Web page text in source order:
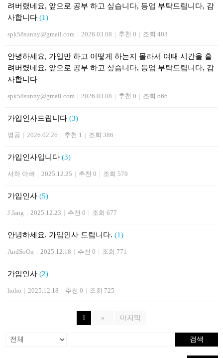
려버렸네요, 앞으로 공부 하고 싶습니다, 등업 부탁드립니다, 감
사합니다 (1)
spk58sunny@gmail.com | 2026.03.08 | 추천 0 | 조회 403
안녕하세요, 가입만 하고 어떻게 하는지 몰라서 여태 시간을 흘
려버렸네요, 앞으로 공부 하고 싶습니다, 등업 부탁드립니다, 감
사합니다
spk58sunny@gmail.com | 2026.03.08 | 추천 0 | 조회 666
가입인사드립니다 (3)
명공 | 2026.02.26 | 추천 1 | 조회 386
가입인사입니다 (3)
서하 아빠 | 2025.12.25 | 추천 0 | 조회 579
가입인사 (5)
J Jang | 2025.12.23 | 추천 0 | 조회 677
안녕하세요. 가입인사 드립니다. (1)
AndSoOn | 2025.12.18 | 추천 0 | 조회 771
가입인사 (2)
hoho | 2025.12.18 | 추천 0 | 조회 725
1 » 마지막
검색